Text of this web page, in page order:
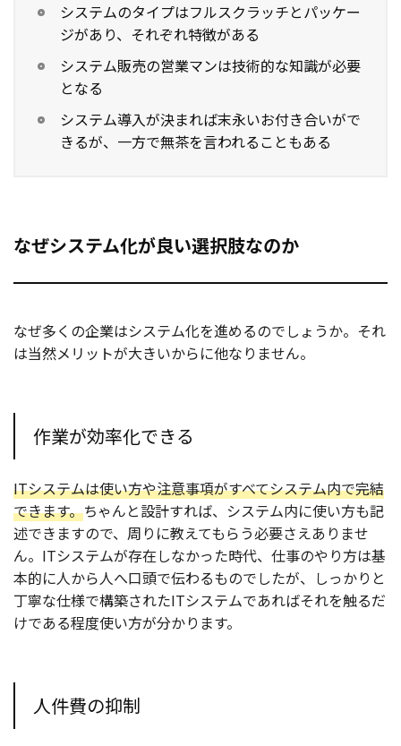
システムのタイプはフルスクラッチとパッケー
ジがあり、それぞれ特徴がある
システム販売の営業マンは技術的な知識が必要
となる
システム導入が決まれば末永いお付き合いがで
きるが、一方で無茶を言われることもある
なぜシステム化が良い選択肢なのか
なぜ多くの企業はシステム化を進めるのでしょうか。それ
は当然メリットが大きいからに他なりません。
作業が効率化できる
ITシステムは使い方や注意事項がすべてシステム内で完結
できます。ちゃんと設計すれば、システム内に使い方も記
述できますので、周りに教えてもらう必要さえありませ
ん。ITシステムが存在しなかった時代、仕事のやり方は基
本的に人から人へ口頭で伝わるものでしたが、しっかりと
丁寧な仕様で構築されたITシステムであればそれを触るだ
けである程度使い方が分かります。
人件費の抑制